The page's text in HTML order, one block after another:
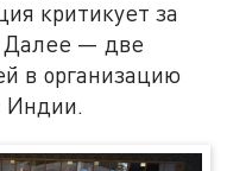
критикует за
Далее — две
в организацию